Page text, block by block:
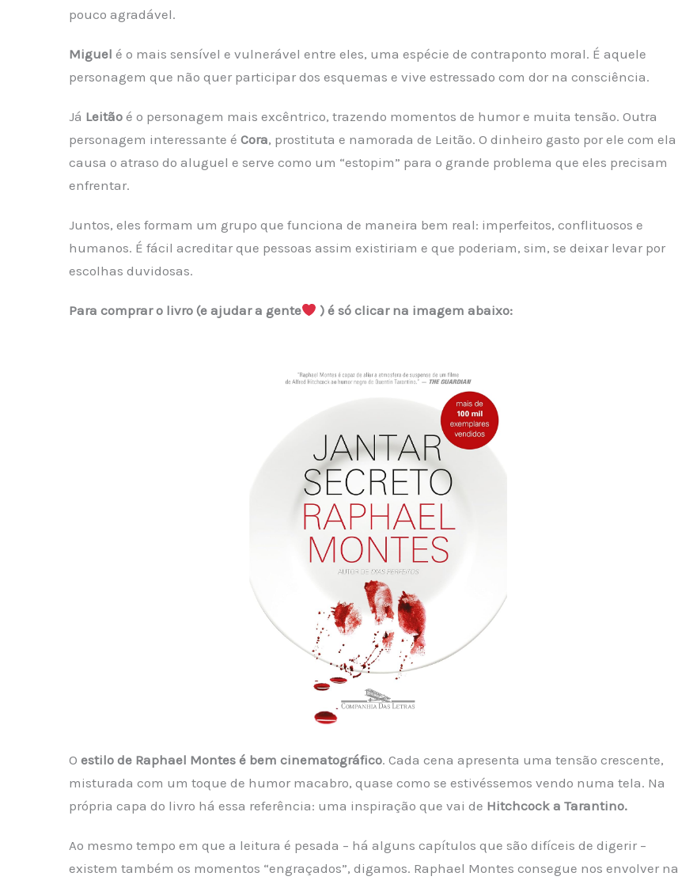
pouco agradável.
Miguel é o mais sensível e vulnerável entre eles, uma espécie de contraponto moral. É aquele
personagem que não quer participar dos esquemas e vive estressado com dor na consciência.
Já Leitão é o personagem mais excêntrico, trazendo momentos de humor e muita tensão. Outra
personagem interessante é Cora, prostituta e namorada de Leitão. O dinheiro gasto por ele com ela
causa o atraso do aluguel e serve como um “estopim” para o grande problema que eles precisam
enfrentar.
Juntos, eles formam um grupo que funciona de maneira bem real: imperfeitos, conflituosos e
humanos. É fácil acreditar que pessoas assim existiriam e que poderiam, sim, se deixar levar por
escolhas duvidosas.
Para comprar o livro (e ajudar a gente ) é só clicar na imagem abaixo:
O estilo de Raphael Montes é bem cinematográfico. Cada cena apresenta uma tensão crescente,
misturada com um toque de humor macabro, quase como se estivéssemos vendo numa tela. Na
própria capa do livro há essa referência: uma inspiração que vai de Hitchcock a Tarantino.
Ao mesmo tempo em que a leitura é pesada – há alguns capítulos que são difíceis de digerir –
existem também os momentos “engraçados”, digamos. Raphael Montes consegue nos envolver na